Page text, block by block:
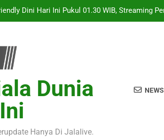
Dini Hari Ini Pukul 01.30 WIB, Streaming
Zagreb Liga Champions UEFA Dini Hari Ini
Liga Eropa UEFA Malam Ini Pukul 22.00
Dini Hari Ini Pukul 01.30 WIB, Streaming
Tim Elite Italia AC Milan vs Inter Milan Club
Dunia
Hanya Di Jalalive.